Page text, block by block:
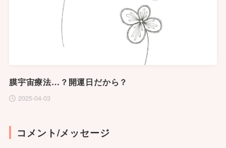
膜宇宙療法…？開運日だから？
2025-04-03
コメント/メッセージ